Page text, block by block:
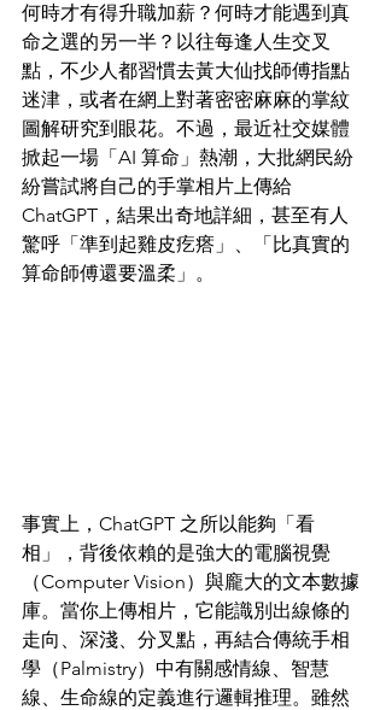
何時才有得升職加薪？何時才能遇到真
命之選的另一半？以往每逢人生交叉
點，不少人都習慣去黃大仙找師傅指點
迷津，或者在網上對著密密麻麻的掌紋
圖解研究到眼花。不過，最近社交媒體
掀起一場「AI 算命」熱潮，大批網民紛
紛嘗試將自己的手掌相片上傳給
ChatGPT，結果出奇地詳細，甚至有人
驚呼「準到起雞皮疙瘩」、「比真實的
算命師傅還要溫柔」。
事實上，ChatGPT 之所以能夠「看
相」，背後依賴的是強大的電腦視覺
（Computer Vision）與龐大的文本數據
庫。當你上傳相片，它能識別出線條的
走向、深淺、分叉點，再結合傳統手相
學（Palmistry）中有關感情線、智慧
線、生命線的定義進行邏輯推理。雖然